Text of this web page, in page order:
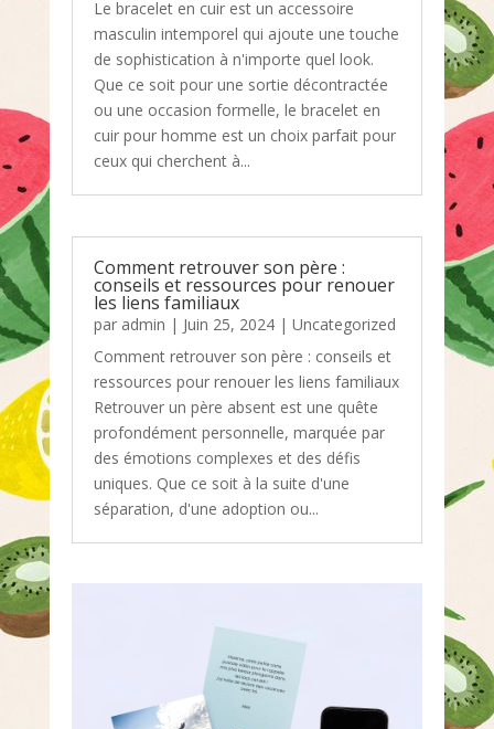
Le bracelet en cuir est un accessoire
masculin intemporel qui ajoute une touche
de sophistication à n'importe quel look.
Que ce soit pour une sortie décontractée
ou une occasion formelle, le bracelet en
cuir pour homme est un choix parfait pour
ceux qui cherchent à...
Comment retrouver son père :
conseils et ressources pour renouer
les liens familiaux
par admin | Juin 25, 2024| Uncategorized
Comment retrouver son père : conseils et
ressources pour renouer les liens familiaux
Retrouver un père absent est une quête
profondément personnelle, marquée par
des émotions complexes et des défis
uniques. Que ce soit à la suite d'une
séparation, d'une adoption ou...